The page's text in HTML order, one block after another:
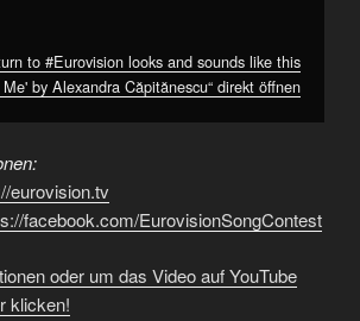
to #Eurovision looks and sounds like this
by Alexandra Căpitănescu“ direkt öffnen
eurovision.tv
facebook.com/EurovisionSongContest
oder um das Video auf YouTube
klicken!